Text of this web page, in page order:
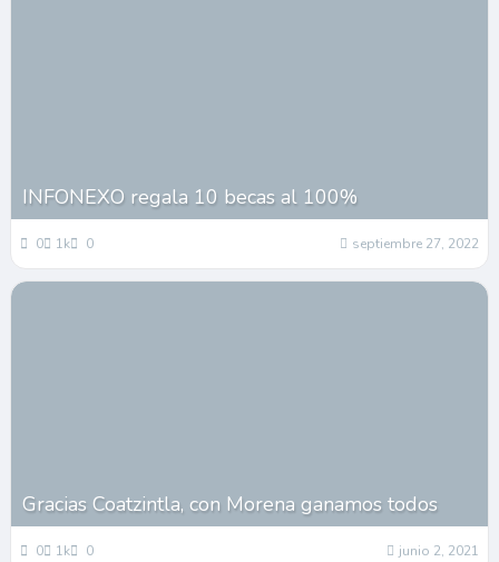
INFONEXO regala 10 becas al 100%
0 1k 0 septiembre 27, 2022
Gracias Coatzintla, con Morena ganamos todos
0 1k 0 junio 2, 2021